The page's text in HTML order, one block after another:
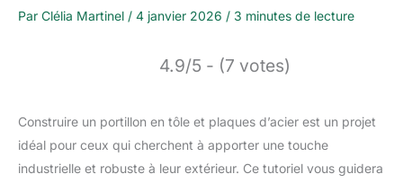
Par Clélia Martinel / 4 janvier 2026 / 3 minutes de lecture
4.9/5 - (7 votes)
Construire un portillon en tôle et plaques d’acier est un projet
idéal pour ceux qui cherchent à apporter une touche
industrielle et robuste à leur extérieur. Ce tutoriel vous guidera